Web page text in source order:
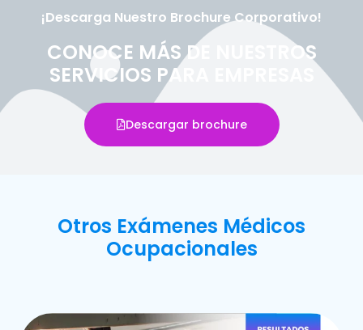
¡Descarga Nuestro Brochure Corporativo!
CONOCE MÁS DE NUESTROS
SERVICIOS PARA EMPRESAS
Descargar brochure
Otros Exámenes Médicos
Ocupacionales